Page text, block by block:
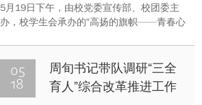
5月19日下午，由校党委宣传部、校团委主
办，校学生会承办的“高扬的旗帜——青春心
的合唱队以及学生艺术团合唱队组成。
05
18
周旬书记带队调研“三全
育人”综合改革推进工作